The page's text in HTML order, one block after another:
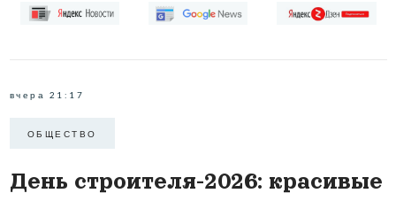
вчера 21:17
ОБЩЕСТВО
День строителя-2026: красивые